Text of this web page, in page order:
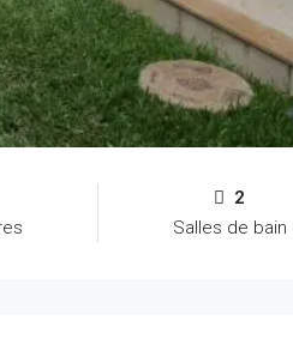
2
Salles de bain